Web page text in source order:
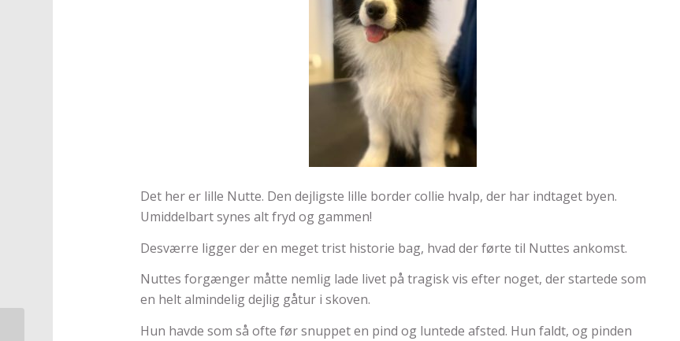
Det her er lille Nutte. Den dejligste lille border collie hvalp, der har indtaget byen.
Umiddelbart synes alt fryd og gammen!
Desværre ligger der en meget trist historie bag, hvad der førte til Nuttes ankomst.
Nuttes forgænger måtte nemlig lade livet på tragisk vis efter noget, der startede som
en helt almindelig dejlig gåtur i skoven.
Hun havde som så ofte før snuppet en pind og luntede afsted. Hun faldt, og pinden